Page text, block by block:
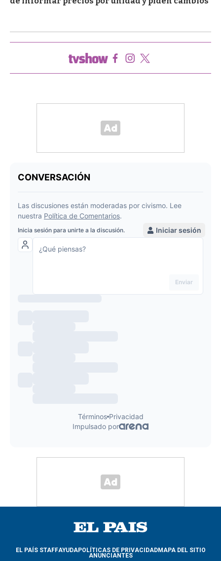
EL PAÍS STAFFAYUDAPOLÍTICAS DE PRIVACIDADMAPA DEL SITIO
ANUNCIANTES